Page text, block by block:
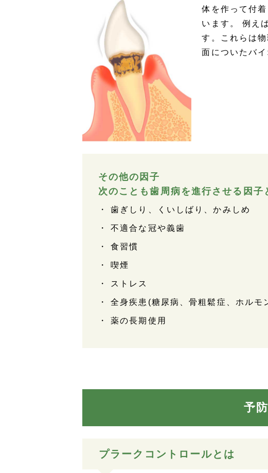
体を作って付
います。 例え
す。これらは
面についたバ
その他の因子
次のことも歯周病を進行させる因子
歯ぎしり、くいしばり、かみしめ
不適合な冠や義歯
食習慣
喫煙
ストレス
全身疾患(糖尿病、骨粗鬆症、ホルモ
薬の長期使用
予
プラークコントロールとは